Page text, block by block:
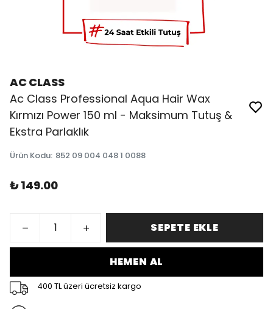
AC CLASS
Ac Class Professional Aqua Hair Wax
Kırmızı Power 150 ml - Maksimum Tutuş &
Ekstra Parlaklık
Ürün Kodu: 852 09 004 048 1 0088
₺ 149.00
SEPETE EKLE
HEMEN AL
400 TL üzeri ücretsiz kargo